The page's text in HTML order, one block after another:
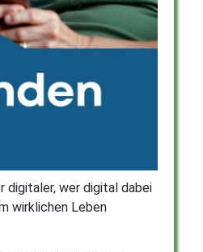
digitaler, wer digital dabei
wirklichen Leben